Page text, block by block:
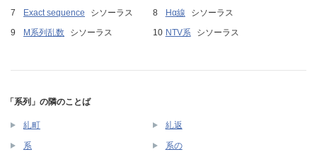
Exact sequence
シソーラス Hα線
シソーラス
M系列乱数
シソーラス NTV系 シソーラス
「系列」の隣のことば
糺町 糺返
系 系の